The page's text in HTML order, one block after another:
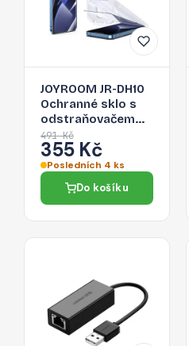
JOYROOM JR-DH10
Ochranné sklo s
odstraňovačem
prachu 2.5D FULL-
COVER 0.33mm
pro iPhone 14 Pro,
montážní rámeček
491 Kč
355 Kč
Posledních 4 ks
Do košíku